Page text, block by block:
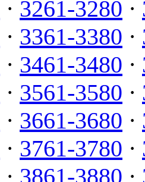
· 3261-3280 ·
· 3361-3380 ·
· 3461-3480 ·
· 3561-3580 ·
· 3661-3680 ·
· 3761-3780 ·
· 3861-3880 ·